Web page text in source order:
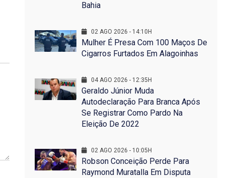
Bahia
02 AGO 2026 - 14:10H
Mulher É Presa Com 100 Maços De
Cigarros Furtados Em Alagoinhas
04 AGO 2026 - 12:35H
Geraldo Júnior Muda
Autodeclaração Para Branca Após
Se Registrar Como Pardo Na
Eleição De 2022
02 AGO 2026 - 10:05H
Robson Conceição Perde Para
Raymond Muratalla Em Disputa